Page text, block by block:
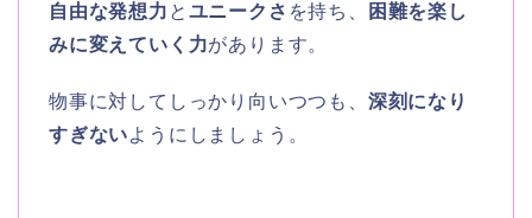
自由な発想力 と ユニークさ を持ち、
困難を楽し
みに変えていく力があります。
物事に対してしっかり向いつつも、 深刻になり
すぎないようにしましょう。